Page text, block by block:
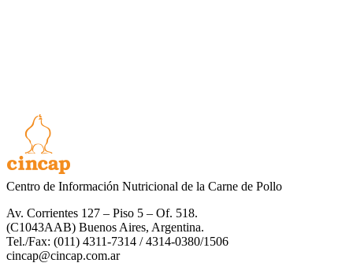
Centro de Información Nutricional de la Carne de Pollo
Av. Corrientes 127 – Piso 5 – Of. 518.
(C1043AAB) Buenos Aires, Argentina.
Tel./Fax: (011) 4311-7314 / 4314-0380/1506
cincap@cincap.com.ar